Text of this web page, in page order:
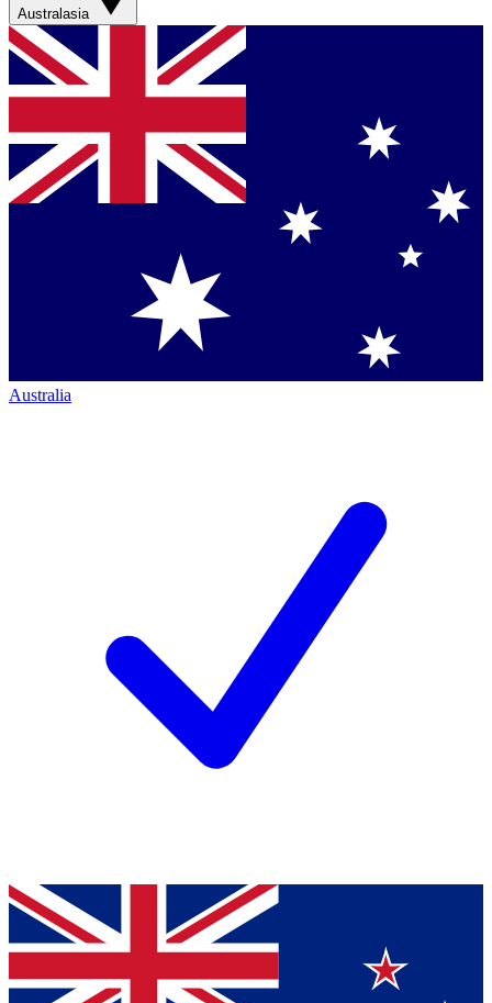
Australasia
Australia